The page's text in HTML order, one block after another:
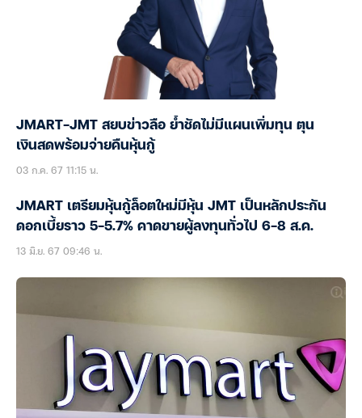
JMART-JMT สยบข่าวลือ ย้ำชัดไม่มีแผนเพิ่มทุน ตุน
เงินสดพร้อมจ่ายคืนหุ้นกู้
03 ก.ค. 67 11:15 น.
JMART เตรียมหุ้นกู้ล็อตใหม่มีหุ้น JMT เป็นหลักประกัน
ดอกเบี้ยราว 5-5.7% คาดขายผู้ลงทุนทั่วไป 6-8 ส.ค.
13 มิ.ย. 67 09:46 น.